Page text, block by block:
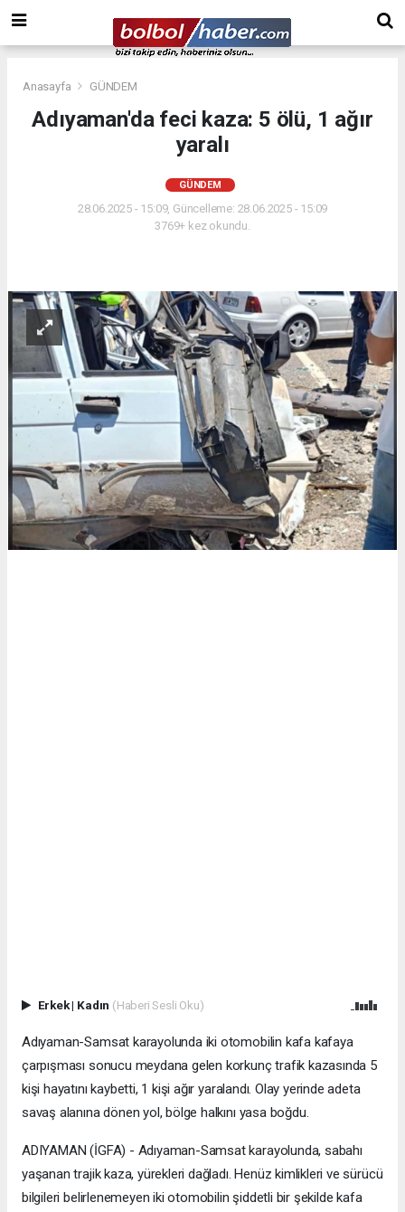
Anasayfa GÜNDEM
Adıyaman'da feci kaza: 5 ölü, 1 ağır
yaralı
GÜNDEM
28.06.2025 - 15:09, Güncelleme: 28.06.2025 - 15:09
3769+ kez okundu.
Erkek| Kadın (Haberi Sesli Oku)
Adıyaman-Samsat karayolunda iki otomobilin kafa kafaya
çarpışması sonucu meydana gelen korkunç trafik kazasında 5
kişi hayatını kaybetti, 1 kişi ağır yaralandı. Olay yerinde adeta
savaş alanına dönen yol, bölge halkını yasa boğdu.
ADIYAMAN (İGFA) - Adıyaman-Samsat karayolunda, sabahı
yaşanan trajik kaza, yürekleri dağladı. Henüz kimlikleri ve sürücü
bilgileri belirlenemeyen iki otomobilin şiddetli bir şekilde kafa